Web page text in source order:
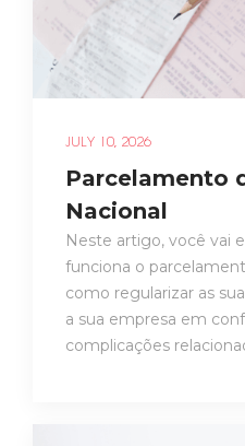
JULY 10, 2026
Parcelamento
Nacional
Neste artigo, você vai
funciona o
como regularizar as
a sua empresa em
complicações